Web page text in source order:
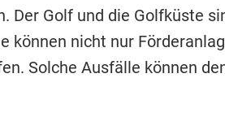
Der Golf und die Golfküste
können nicht nur
Solche Ausfälle können